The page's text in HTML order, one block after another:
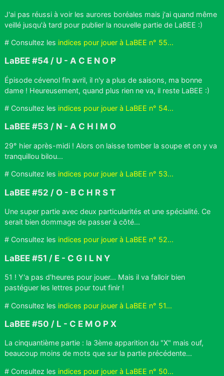
J'ai pas réussi à voir les aurores boréales mais j'ai quand même
veillé jusqu'à tard pour publier la nouvelle partie de LaBEE :)
# Consultez les indices pour jouer à LaBEE n° 55...
LaBEE #54 / U - A C E N O P
Épisode cévenol fin avril, il n'y a plus de saisons, ma bonne
dame ! Heureusement, quand plus rien ne va, il reste LaBEE :)
# Consultez les indices pour jouer à LaBEE n° 54...
LaBEE #53 / N - A C H I M O
29° hier après-midi ! Alors on laisse tomber la soupe et on y va
tranquillou bilou...
# Consultez les indices pour jouer à LaBEE n° 53...
LaBEE #52 / O - B C H R S T
Une super partie avec deux particularités et une spécialité. Ce
serait bien dommage de passer à côté...
# Consultez les indices pour jouer à LaBEE n° 52...
LaBEE #51 / E - C G I L N Y
51 ! Y'a pas d'heures pour jouer... Mais il va falloir bien
pastéguer les lettres pour tout finir !
# Consultez les indices pour jouer à LaBEE n° 51...
LaBEE #50 / L - C E M O P X
La cinquantième partie : la 3ème apparition du "X" mais ouf,
beaucoup moins de mots que sur la partie précédente...
# Consultez les indices pour jouer à LaBEE n° 50...